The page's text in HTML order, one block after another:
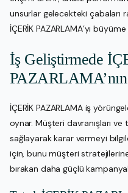
unsurlar gelecekteki çabaları
İÇERİK PAZARLAMA’yı
İş Geliştirmede
İÇERİK PAZARLAMA iş
oynar. Müşteri davranışları
sağlayarak karar vermeyi
için, bunu müşteri
bırakan daha güçlü